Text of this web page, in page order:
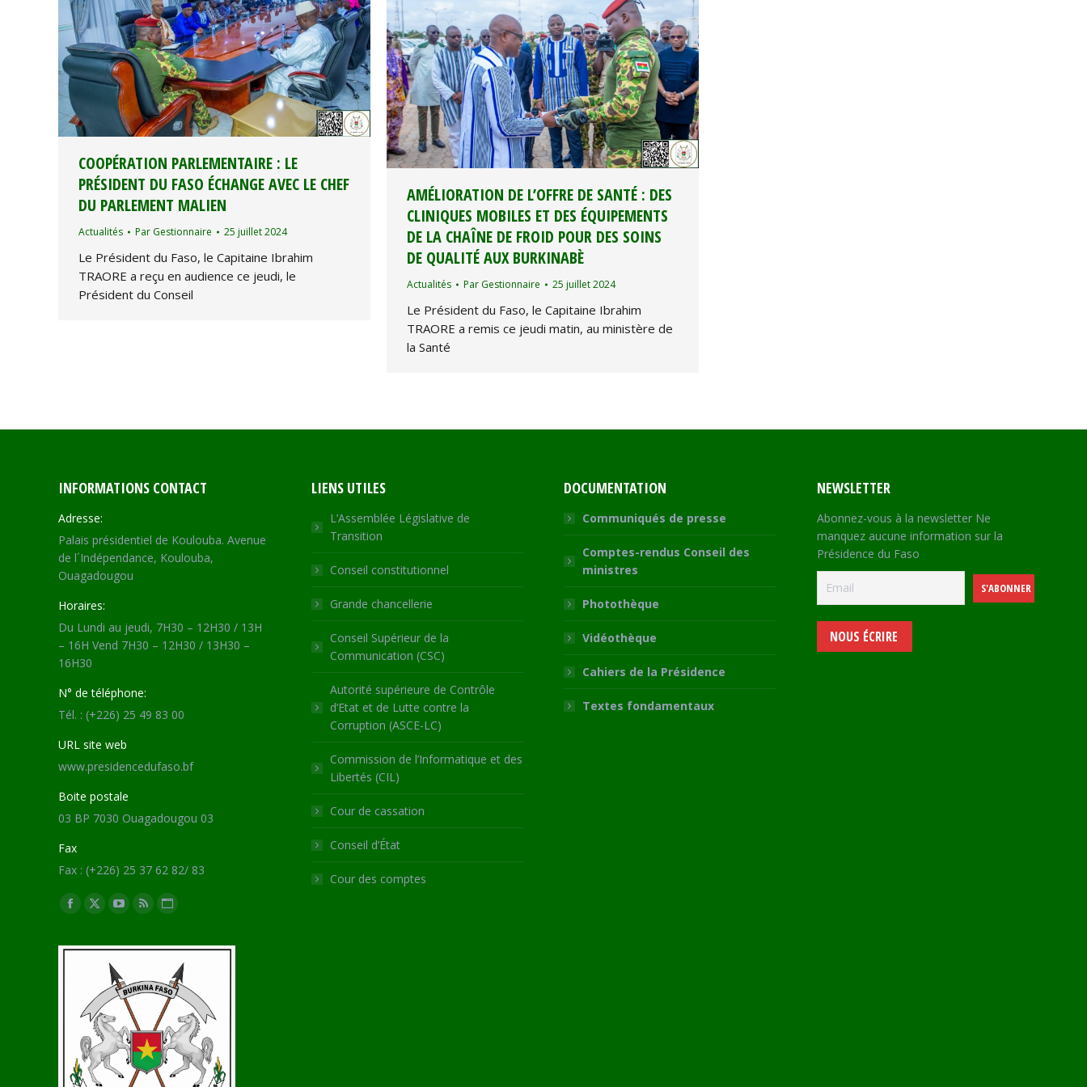
COOPÉRATION PARLEMENTAIRE : LE
PRÉSIDENT DU FASO ÉCHANGE AVEC LE CHEF
DU PARLEMENT MALIEN
Actualités Par Gestionnaire 25 juillet 2024
Le Président du Faso, le Capitaine Ibrahim
TRAORE a reçu en audience ce jeudi, le
Président du Conseil
AMÉLIORATION DE L’OFFRE DE SANTÉ : DES
CLINIQUES MOBILES ET DES ÉQUIPEMENTS
DE LA CHAÎNE DE FROID POUR DES SOINS
DE QUALITÉ AUX BURKINABÈ
Actualités Par Gestionnaire 25 juillet 2024
Le Président du Faso, le Capitaine Ibrahim
TRAORE a remis ce jeudi matin, au ministère de
la Santé
INFORMATIONS CONTACT
Adresse:
Palais présidentiel de Koulouba. Avenue
de l´Indépendance, Koulouba,
Ouagadougou
Horaires:
Du Lundi au jeudi, 7H30 – 12H30 / 13H
– 16H Vend 7H30 – 12H30 / 13H30 –
16H30
N° de téléphone:
Tél. : (+226) 25 49 83 00
URL site web
www.presidencedufaso.bf
Boite postale
03 BP 7030 Ouagadougou 03
Fax
Fax : (+226) 25 37 62 82/ 83
Trouvez nous sur :
Facebook
opens
window
X
opens
new
window
YouTube
opens
in
new
window
RSS
opens
new
window
Site
page
opens
in
new
window
LIENS UTILES
L’Assemblée Législative de
Transition
Conseil constitutionnel
Grande chancellerie
Conseil Supérieur de la
Communication (CSC)
Autorité supérieure de Contrôle
d’Etat et de Lutte contre la
Corruption (ASCE-LC)
Commission de l’Informatique et des
Libertés (CIL)
Cour de cassation
Conseil d’État
Cour des comptes
DOCUMENTATION
Communiqués de presse
Comptes-rendus Conseil des
ministres
Photothèque
Vidéothèque
Cahiers de la Présidence
Textes fondamentaux
NEWSLETTER
Abonnez-vous à la newsletter Ne
manquez aucune information sur la
Présidence du Faso
NOUS ÉCRIRE